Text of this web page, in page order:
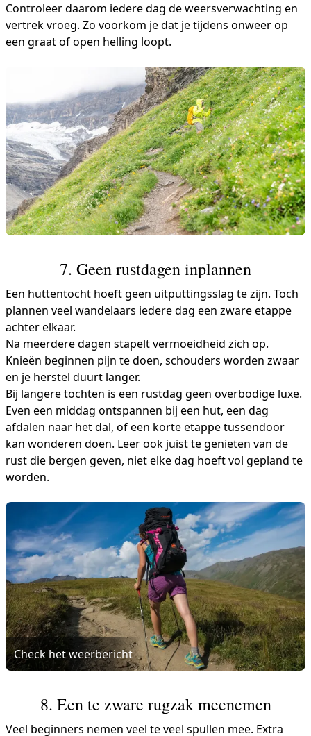
Controleer daarom iedere dag de weersverwachting en
vertrek vroeg. Zo voorkom je dat je tijdens onweer op
een graat of open helling loopt.
7. Geen rustdagen inplannen
Een huttentocht hoeft geen uitputtingsslag te zijn. Toch
plannen veel wandelaars iedere dag een zware etappe
achter elkaar.
Na meerdere dagen stapelt vermoeidheid zich op.
Knieën beginnen pijn te doen, schouders worden zwaar
en je herstel duurt langer.
Bij langere tochten is een rustdag geen overbodige luxe.
Even een middag ontspannen bij een hut, een dag
afdalen naar het dal, of een korte etappe tussendoor
kan wonderen doen. Leer ook juist te genieten van de
rust die bergen geven, niet elke dag hoeft vol gepland te
worden.
Check het weerbericht
8. Een te zware rugzak meenemen
Veel beginners nemen veel te veel spullen mee. Extra